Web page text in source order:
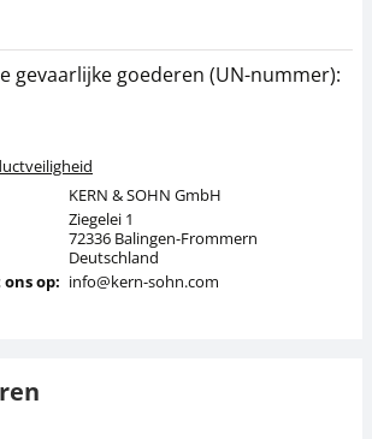
gevaarlijke goederen (UN-nummer):
KERN & SOHN GmbH
Ziegelei 1
72336 Balingen-Frommern
Deutschland
op: info@kern-sohn.com